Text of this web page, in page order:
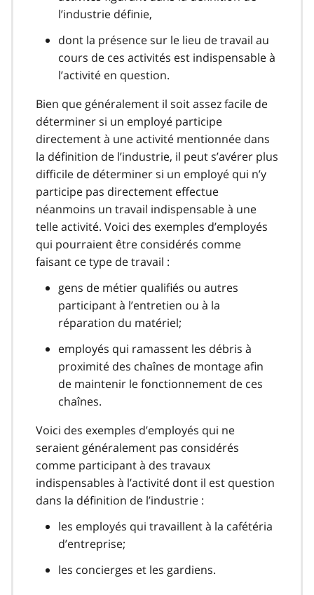
l’industrie définie,
dont la présence sur le lieu de travail au
cours de ces activités est indispensable à
l’activité en question.
Bien que généralement il soit assez facile de
déterminer si un employé participe
directement à une activité mentionnée dans
la définition de l’industrie, il peut s’avérer plus
difficile de déterminer si un employé qui n’y
participe pas directement effectue
néanmoins un travail indispensable à une
telle activité. Voici des exemples d’employés
qui pourraient être considérés comme
faisant ce type de travail :
gens de métier qualifiés ou autres
participant à l’entretien ou à la
réparation du matériel;
employés qui ramassent les débris à
proximité des chaînes de montage afin
de maintenir le fonctionnement de ces
chaînes.
Voici des exemples d’employés qui ne
seraient généralement pas considérés
comme participant à des travaux
indispensables à l’activité dont il est question
dans la définition de l’industrie :
les employés qui travaillent à la cafétéria
d’entreprise;
les concierges et les gardiens.